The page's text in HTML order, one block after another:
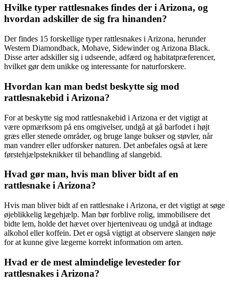
Hvilke typer rattlesnakes findes der i Arizona, og
hvordan adskiller de sig fra hinanden?
Der findes 15 forskellige typer rattlesnakes i Arizona, herunder
Western Diamondback, Mohave, Sidewinder og Arizona Black.
Disse arter adskiller sig i udseende, adfærd og habitatpræferencer,
hvilket gør dem unikke og interessante for naturforskere.
Hvordan kan man bedst beskytte sig mod
rattlesnakebid i Arizona?
For at beskytte sig mod rattlesnakebid i Arizona er det vigtigt at
være opmærksom på ens omgivelser, undgå at gå barfodet i højt
græs eller stenede områder, og bruge lange bukser og støvler, når
man vandrer eller udforsker naturen. Det anbefales også at lære
førstehjælpsteknikker til behandling af slangebid.
Hvad gør man, hvis man bliver bidt af en
rattlesnake i Arizona?
Hvis man bliver bidt af en rattlesnake i Arizona, er det vigtigt at søge
øjeblikkelig lægehjælp. Man bør forblive rolig, immobilisere det
bidte lem, holde det hævet over hjerteniveau og undgå at indtage
alkohol eller koffein. Det er også vigtigt at observere slangen nøje
for at kunne give lægerne korrekt information om arten.
Hvad er de mest almindelige levesteder for
rattlesnakes i Arizona?